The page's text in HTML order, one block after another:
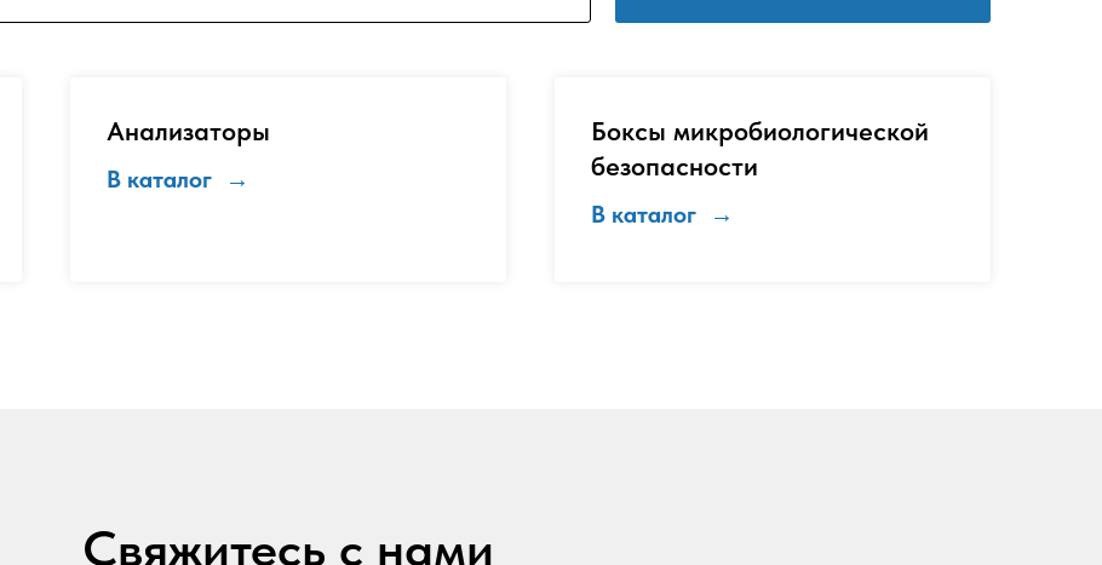
Анализаторы
В каталог
Боксы микробиологической
безопасности
В каталог
Свяжитесь с нами